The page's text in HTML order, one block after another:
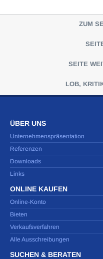
ZUM
SEITE
LOB,
ÜBER UNS
Unternehmenspräsentation
Referenzen
Downloads
Links
ONLINE KAUFEN
Online-Konto
Bieten
Verkaufsverfahren
Alle Ausschreibungen
SUCHEN & BERATEN